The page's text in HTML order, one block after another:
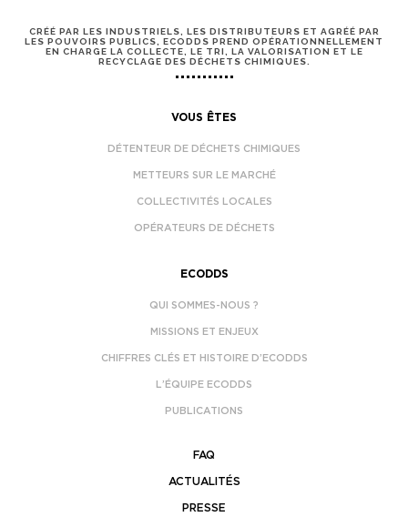
CRÉÉ PAR LES INDUSTRIELS, LES DISTRIBUTEURS ET AGRÉÉ PAR
LES POUVOIRS PUBLICS, ECODDS PREND OPÉRATIONNELLEMENT
EN CHARGE LA COLLECTE, LE TRI, LA VALORISATION ET LE
RECYCLAGE DES DÉCHETS CHIMIQUES.
VOUS ÊTES
DÉTENTEUR DE DÉCHETS CHIMIQUES
METTEURS SUR LE MARCHÉ
COLLECTIVITÉS LOCALES
OPÉRATEURS DE DÉCHETS
ECODDS
QUI SOMMES-NOUS ?
MISSIONS ET ENJEUX
CHIFFRES CLÉS ET HISTOIRE D’ECODDS
L’ÉQUIPE ECODDS
PUBLICATIONS
FAQ
ACTUALITÉS
PRESSE